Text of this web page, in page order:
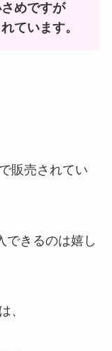
めですが
ています。
で販売されてい
できるのは嬉し
、